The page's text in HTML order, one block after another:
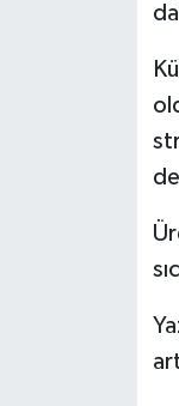
KÜLTÜR
MAGAZİN
POLİTİKA